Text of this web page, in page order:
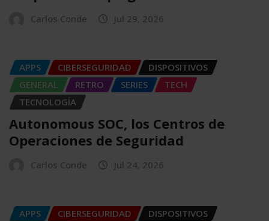
Carlos Conde Jul 29, 2026
APPS CIBERSEGURIDAD
DISPOSITIVOS
GENERAL
RETRO SERIES
TECH
TECNOLOGÍA
Autonomous SOC, los Centros de
Operaciones de Seguridad
Carlos Conde Jul 24, 2026
APPS CIBERSEGURIDAD
DISPOSITIVOS